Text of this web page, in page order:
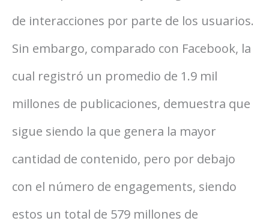
de interacciones por parte de los usuarios.
Sin embargo, comparado con Facebook, la
cual registró un promedio de 1.9 mil
millones de publicaciones, demuestra que
sigue siendo la que genera la mayor
cantidad de contenido, pero por debajo
con el número de engagements, siendo
estos un total de 579 millones de